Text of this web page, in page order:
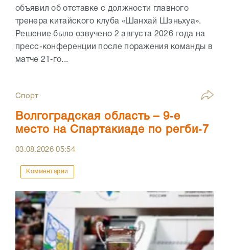
объявил об отставке с должности главного
тренера китайского клуба «Шанхай Шэньхуа».
Решение было озвучено 2 августа 2026 года на
пресс-конференции после поражения команды в
матче 21‑го...
Спорт
Волгоградская область – 9‑е
место на Спартакиаде по регби‑7
03.08.202605:54
Комментарии